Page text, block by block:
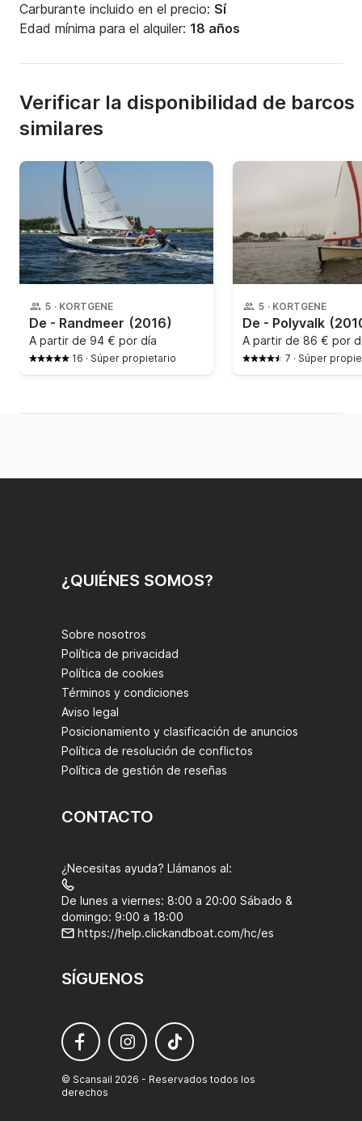
Carburante incluido en el precio: Sí
Edad mínima para el alquiler: 18 años
Verificar la disponibilidad de barcos
similares
5 · KORTGENE
De - Randmeer (2016)
A partir de 94 € por día
16 · Súper propietario
5 · KORTGENE
De - Polyvalk
A partir de 86 € por
7 · Súper
¿QUIÉNES SOMOS?
Sobre nosotros
Política de privacidad
Política de cookies
Términos y condiciones
Aviso legal
Posicionamiento y clasificación de anuncios
Política de resolución de conflictos
Política de gestión de reseñas
CONTACTO
¿Necesitas ayuda? Llámanos al:
De lunes a viernes: 8:00 a 20:00 Sábado &
domingo: 9:00 a 18:00
https://help.clickandboat.com/hc/es
SÍGUENOS
© Scansail 2026 - Reservados todos los
derechos